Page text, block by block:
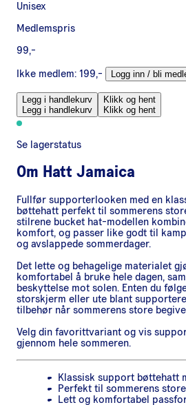
Unisex
Medlemspris
99,-
Ikke medlem: 199,- Logg inn / bli
Legg i handlekurv
Legg i handlekurv
Klikk og hent
Klikk og hent
Se lagerstatus
Om Hatt Jamaica
Fullfør supporterlooken med en
bøttehatt perfekt til sommerens
stilrene bucket hat-modellen
komfort, og passer like godt til
og avslappede sommerdager.
Det lette og behagelige materialet
komfortabel å bruke hele dagen,
beskyttelse mot solen. Enten du
storskjerm eller ute blant
tilbehør når sommerens store
Velg din favorittvariant og vis
gjennom hele sommeren.
Klassisk support bøttehatt
Perfekt til sommerens
Lett og komfortabel